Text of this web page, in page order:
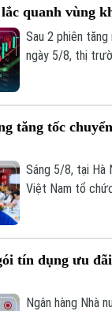
hơn cả giá vàng
đồng/lượng.
quanh vùng
Sau 2 phiên
ngày 5/8, thị
giao dịch, VN-
index tăng 7,18
điểm.
tăng tốc
Sáng 5/8, tại Hà
Việt Nam tổ
mại, doanh
tín dụng ưu
Ngân hàng Nhà